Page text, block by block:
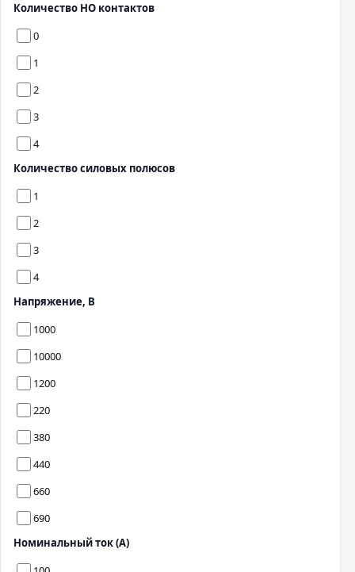
Количество НО контактов
0
1
2
3
4
Количество силовых полюсов
1
2
3
4
Напряжение, В
1000
10000
1200
220
380
440
660
690
Номинальный ток (А)